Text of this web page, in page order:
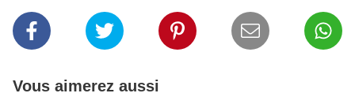
Vous aimerez aussi